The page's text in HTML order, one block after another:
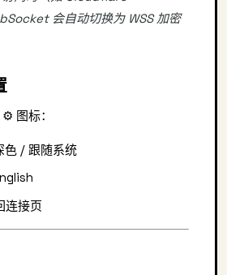
会自动切换为 WSS 加密
图标：
色 / 跟随系统
连接页